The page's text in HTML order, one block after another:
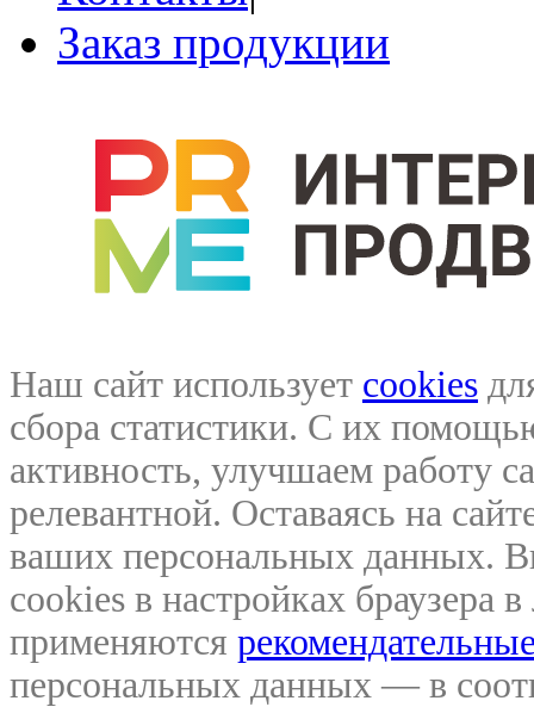
Заказ продукции
Наш сайт использует cookies
сбора статистики. С их
активность, улучшаем работу
релевантной. Оставаясь на
ваших персональных данных.
cookies в настройках браузера
применяются
персональных данных — в